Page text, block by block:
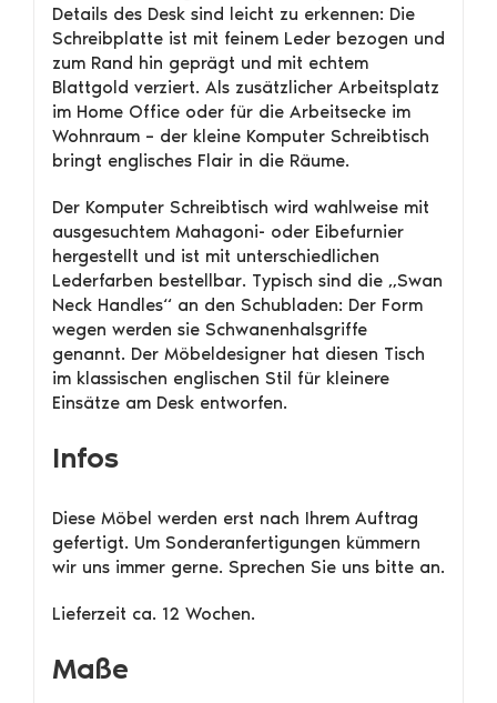
Details des Desk sind leicht zu erkennen: Die
Schreibplatte ist mit feinem Leder bezogen und
zum Rand hin geprägt und mit echtem
Blattgold verziert. Als zusätzlicher Arbeitsplatz
im Home Office oder für die Arbeitsecke im
Wohnraum – der kleine Komputer Schreibtisch
bringt englisches Flair in die Räume.
Der Komputer Schreibtisch wird wahlweise mit
ausgesuchtem Mahagoni- oder Eibefurnier
hergestellt und ist mit unterschiedlichen
Lederfarben bestellbar. Typisch sind die „Swan
Neck Handles“ an den Schubladen: Der Form
wegen werden sie Schwanenhalsgriffe
genannt. Der Möbeldesigner hat diesen Tisch
im klassischen englischen Stil für kleinere
Einsätze am Desk entworfen.
Infos
Diese Möbel werden erst nach Ihrem Auftrag
gefertigt. Um Sonderanfertigungen kümmern
wir uns immer gerne. Sprechen Sie uns bitte an.
Lieferzeit ca. 12 Wochen.
Maße